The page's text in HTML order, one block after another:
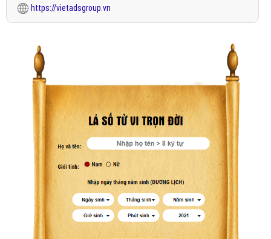
https://vietadsgroup.vn